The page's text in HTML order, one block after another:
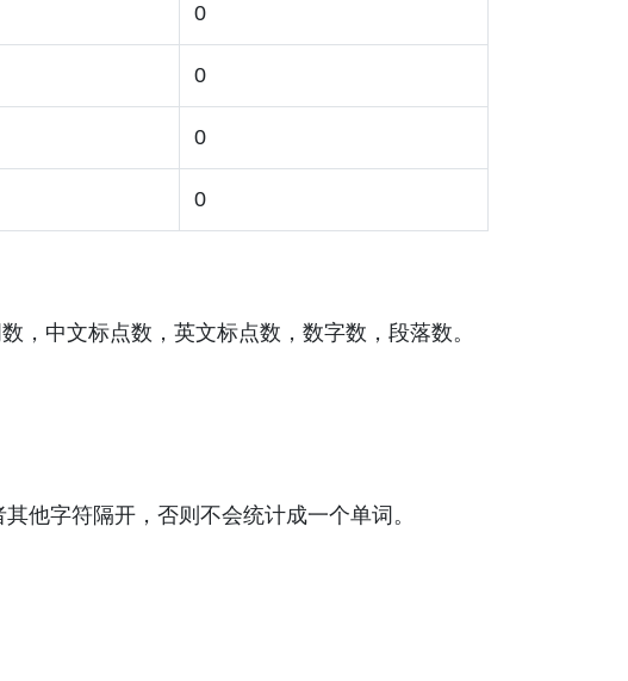
0
0
0
0
，中文标点数，英文标点数，数字数，段落数。
他字符隔开，否则不会统计成一个单词。